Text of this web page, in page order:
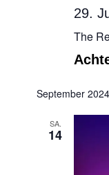
29.
The
September 2024
SA.
14